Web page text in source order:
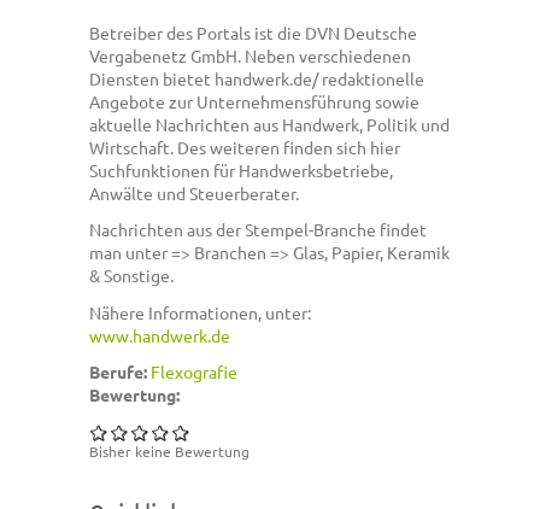
Betreiber des Portals ist die DVN Deutsche
Vergabenetz GmbH. Neben verschiedenen
Diensten bietet handwerk.de/ redaktionelle
Angebote zur Unternehmensführung sowie
aktuelle Nachrichten aus Handwerk, Politik und
Wirtschaft. Des weiteren finden sich hier
Suchfunktionen für Handwerksbetriebe,
Anwälte und Steuerberater.
Nachrichten aus der Stempel-Branche findet
man unter => Branchen => Glas, Papier, Keramik
& Sonstige.
Nähere Informationen, unter:
www.handwerk.de
Berufe: Flexografie
Bewertung:
Bisher keine Bewertung